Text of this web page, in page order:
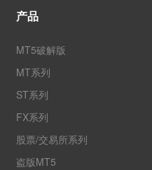
产品
MT5破解版
MT系列
ST系列
FX系列
股票/交易所系列
盗版MT5